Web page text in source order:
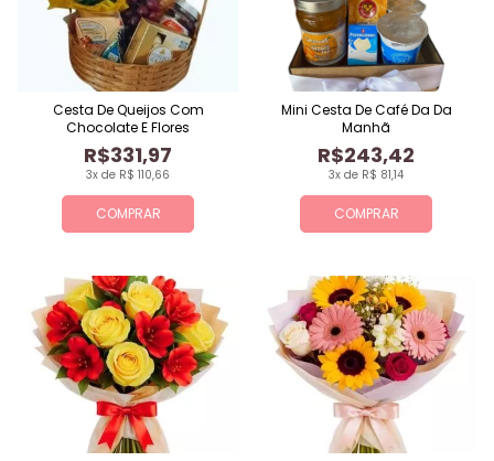
COMPRAR
3x de R$ 110,66
R$331,97
Cesta De Queijos Com
Chocolate E Flores
COMPRAR
3x de R$ 81,14
R$243,42
Mini Cesta De Café Da Da
Manhã